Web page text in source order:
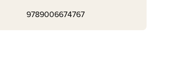
9789006674767